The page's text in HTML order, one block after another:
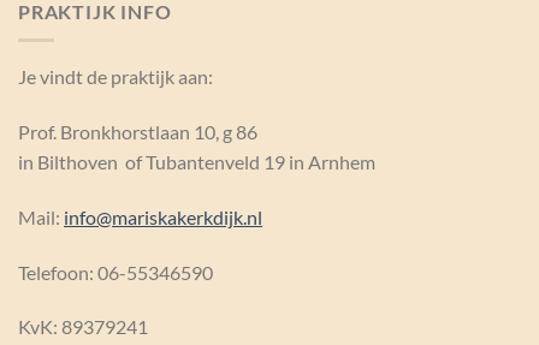
PRAKTIJK INFO
Je vindt de praktijk aan:
Prof. Bronkhorstlaan 10, g 86
in Bilthoven of Tubantenveld 19 in Arnhem
Mail: info@mariskakerkdijk.nl
Telefoon: 06-55346590
KvK: 89379241